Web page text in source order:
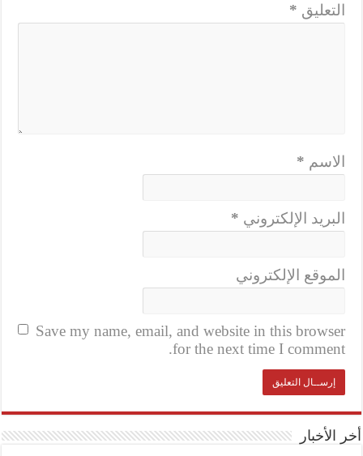
التعليق *
الاسم *
البريد الإلكتروني *
الموقع الإلكتروني
Save my name, email, and website in this browser
for the next time I comment.
أخر الأخبار